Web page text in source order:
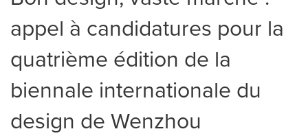
appel à candidatures pour la
quatrième édition de la
biennale internationale du
design de Wenzhou